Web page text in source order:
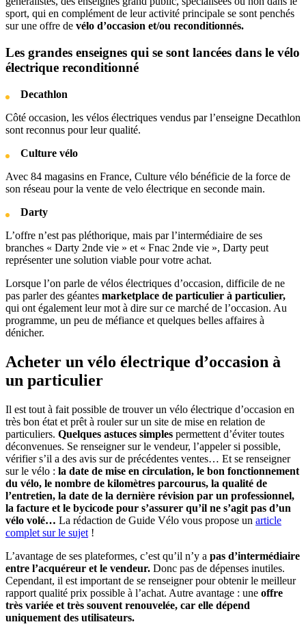
sport, qui en complément de leur activité principale se sont penchés
sur une offre de vélo d’occasion et/ou reconditionnés.
Les grandes enseignes qui se sont lancées dans le vélo
électrique reconditionné
Decathlon
Côté occasion, les vélos électriques vendus par l’enseigne Decathlon
sont reconnus pour leur qualité.
Culture vélo
Avec 84 magasins en France, Culture vélo bénéficie de la force de
son réseau pour la vente de velo électrique en seconde main.
Darty
L’offre n’est pas pléthorique, mais par l’intermédiaire de ses
branches « Darty 2nde vie » et « Fnac 2nde vie », Darty peut
représenter une solution viable pour votre achat.
Lorsque l’on parle de vélos électriques d’occasion, difficile de ne
pas parler des géantes marketplace de particulier à particulier,
qui ont également leur mot à dire sur ce marché de l’occasion. Au
programme, un peu de méfiance et quelques belles affaires à
dénicher.
Acheter un vélo électrique d’occasion à
un particulier
Il est tout à fait possible de trouver un vélo électrique d’occasion en
très bon état et prêt à rouler sur un site de mise en relation de
particuliers. Quelques astuces simples permettent d’éviter toutes
déconvenues. Se renseigner sur le vendeur, l’appeler si possible,
vérifier s’il a des avis sur de précédentes ventes… Et se renseigner
sur le vélo : la date de mise en circulation, le bon fonctionnement
du vélo, le nombre de kilomètres parcourus, la qualité de
l’entretien, la date de la dernière révision par un professionnel,
la facture et le bycicode pour s’assurer qu’il ne s’agit pas d’un
vélo volé… La rédaction de Guide Vélo vous propose un article
complet sur le sujet !
L’avantage de ses plateformes, c’est qu’il n’y a pas d’intermédiaire
entre l’acquéreur et le vendeur. Donc pas de dépenses inutiles.
Cependant, il est important de se renseigner pour obtenir le meilleur
rapport qualité prix possible à l’achat. Autre avantage : une offre
très variée et très souvent renouvelée, car elle dépend
uniquement des utilisateurs.